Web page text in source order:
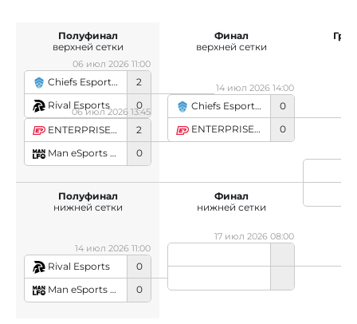
Chiefs Esports Club
2
Rival Esports
0
06 июл 2026 11:00
ENTERPRISE Esports
2
Man eSports LFO
0
06 июл 2026 13:45
Полуфинал
верхней сетки
Chiefs Esports Club
0
ENTERPRISE Esports
0
14 июл 2026 14:00
Финал
верхней сетки
Rival Esports
0
Man eSports LFO
0
14 июл 2026 11:00
Полуфинал
нижней сетки
17 июл 2026 08:00
Финал
нижней сетки